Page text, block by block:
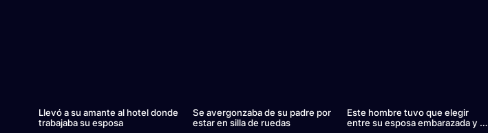
Llevó a su amante al hotel donde
trabajaba su esposa
Se avergonzaba de su padre por
estar en silla de ruedas
Este hombre tuvo que elegir
entre su esposa embarazada y su